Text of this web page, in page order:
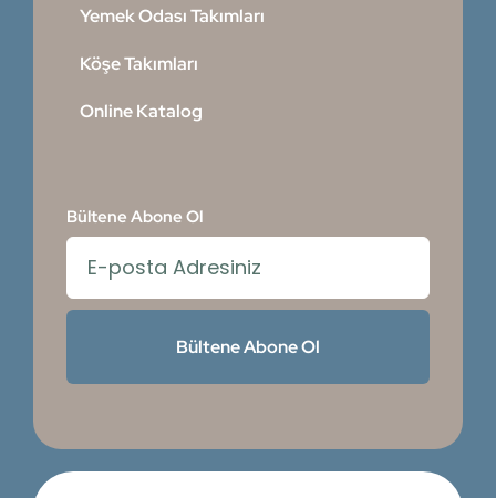
Yemek Odası Takımları
Köşe Takımları
Online Katalog
Bültene Abone Ol
Bültene Abone Ol